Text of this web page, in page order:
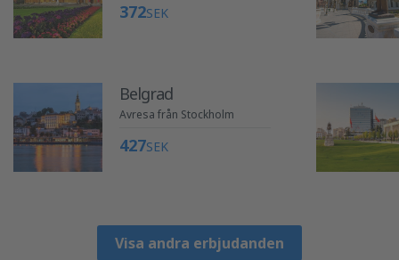
372SEK
Belgrad
Avresa från Stockholm
427SEK
Visa andra erbjudanden